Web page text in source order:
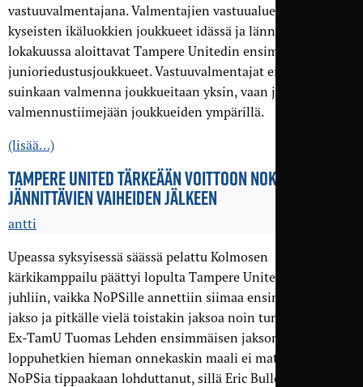
vastuuvalmentajana. Valmentajien vastuualueisiin kuuluu
kyseisten ikäluokkien joukkueet idässä ja lännessä, sekä
lokakuussa aloittavat Tampere Unitedin ensimmäiset
junioriedustusjoukkueet. Vastuuvalmentajat eivät jatkossa
suinkaan valmenna joukkueitaan yksin, vaan johtavat omia
valmennustiimejään joukkueiden ympärillä.
(lisää…)
TAMPERE UNITED TÄRKEÄÄN VOITTOON NOKIALLA
JÄNNITTÄVIEN VAIHEIDEN JÄLKEEN
antti
Upeassa syksyisessä säässä pelattu Kolmosen
kärkikamppailu päättyi lopulta Tampere Unitedin voiton
juhliin, vaikka NoPSille annettiin siimaa ensimmäinen
jakso ja pitkälle vielä toistakin jaksoa noin tunnin kohdille.
Ex-TamU Tuomas Lehden ensimmäisen jakson
loppuhetkien hieman onnekaskin maali ei matsin jälkeen
NoPSia tippaakaan lohduttanut, sillä Eric Bullock kuittasi